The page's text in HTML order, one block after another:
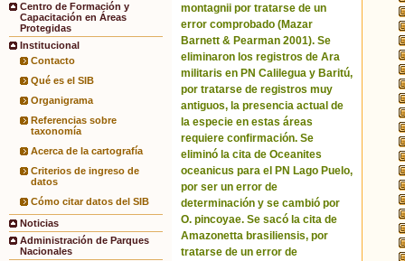
Centro de Formación y
Capacitación en Áreas
Protegidas
Institucional
Contacto
Qué es el SIB
Organigrama
Referencias sobre
taxonomía
Acerca de la cartografía
Criterios de ingreso de
datos
Cómo citar datos del SIB
Noticias
Administración de Parques
Nacionales
montagnii por tratarse de un
error comprobado (Mazar
Barnett & Pearman 2001). Se
eliminaron los registros de Ara
militaris en PN Calilegua y Baritú,
por tratarse de registros muy
antiguos, la presencia actual de
la especie en estas áreas
requiere confirmación. Se
eliminó la cita de Oceanites
oceanicus para el PN Lago Puelo,
por ser un error de
determinación y se cambió por
O. pincoyae. Se sacó la cita de
Amazonetta brasiliensis, por
tratarse de un error de